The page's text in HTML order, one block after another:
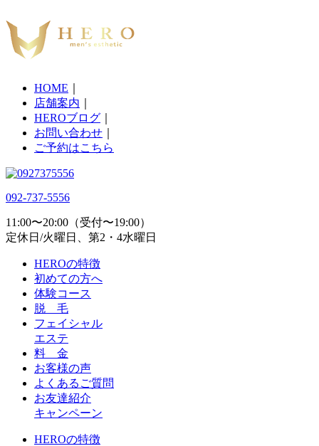
HOME
店舗案内
HEROブログ
お問い合わせ
ご予約はこちら
092-737-5556
11:00〜20:00（受付〜19:00）
定休日/火曜日、第2・4水曜日
HEROの特徴
初めての方へ
体験コース
脱 毛
フェイシャル
エステ
料 金
お客様の声
よくあるご質問
お友達紹介
キャンペーン
HEROの特徴